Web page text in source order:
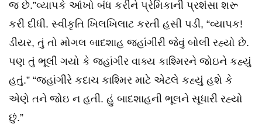
જ છે.”વ્યાપકે આંખો બંધ કરીને પ્રેમિકાની પ્રશંસા શરૂ
કરી દીધી. સ્વીકૃતિ ખિલખિલાટ કરતી હસી પડી, “વ્યાપક!
ડીયર, તું તો મોગલ બાદશાહ જહાંગીરી જેવું બોલી રહ્યો છે.
પણ તું ભૂલી ગયો કે જહાંગીર વાક્ય કાશ્મિરને જોઇને કહ્યું
હતું.” “જહાંગીરે કદાચ કાશ્મિર માટે એટલે કહ્યું હશે કે
એણે તને જોઇ ન હતી. હું બાદશાહની ભૂલને સૂધારી રહ્યો
છું.”